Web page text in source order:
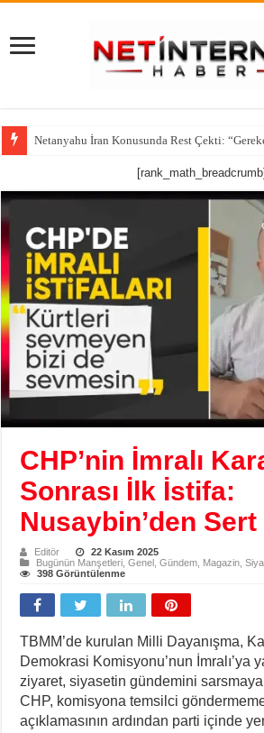
Netanyahu İran Konusunda Rest Çekti:
CHP’nin İmralı
Sonrası İlk İstifa:
Nusaybin’den Sert
Editör
22 Kasım 2025
Bugünün Manşetleri ,Genel ,Gündem Magazin ,
398 Görüntülenme
TBMM’de kurulan Milli Dayanışma,
Demokrasi Komisyonu’nun İmralı’ya
ziyaret, siyasetin gündemini
CHP, komisyona temsilci göndermeme
açıklamasının ardından parti içinde